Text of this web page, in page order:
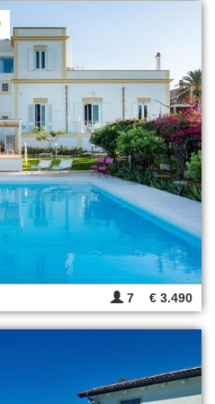
7 € 3.490